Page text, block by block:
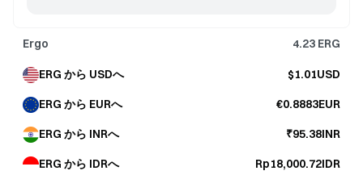
Ergo 4.23 ERG
ERG から USDへ $1.01USD
ERG から EURへ €0.8883EUR
ERG から INRへ ₹95.38INR
ERG から IDRへ Rp18,000.72IDR